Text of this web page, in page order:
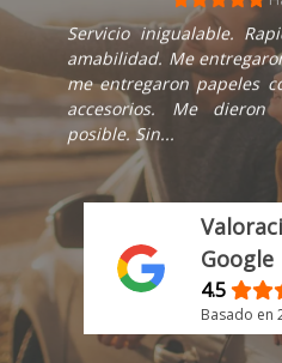
Compré una Ford Transit
la experiencia fue muy
fue muy amable,
momento. Además, la
muy rápida y...
Google
4.5
Basado en